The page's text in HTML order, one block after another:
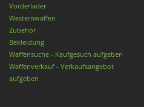
Vorderlader
Westernwaffen
Zubehör
Bekleidung
Waffensuche - Kaufgesuch aufgeben
Waffenverkauf - Verkaufsangebot
aufgeben